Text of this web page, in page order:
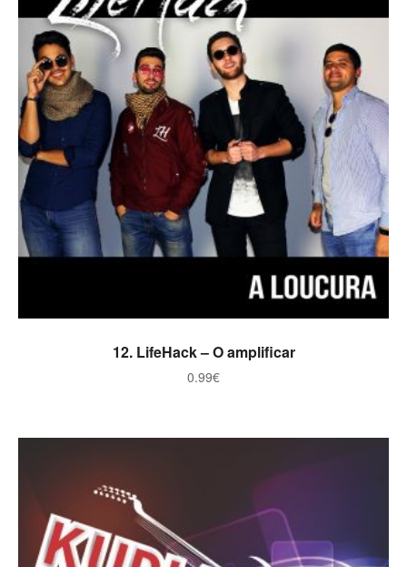
ADICIONAR
12. LifeHack – O amplificar
0.99€